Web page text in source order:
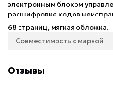
электронным блоком
расшифровке кодов
68 страниц, мягкая обложка.
Совместимость с маркой
Отзывы